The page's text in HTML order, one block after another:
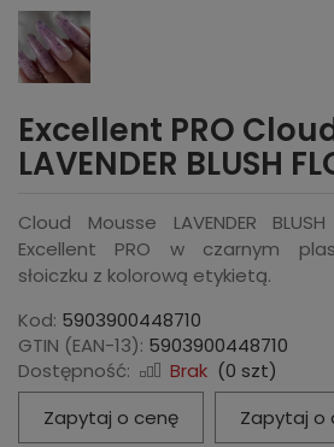
Excellent PRO
LAVENDER BLUSH
Cloud Mousse LAVENDER
Excellent PRO w czarnym
słoiczku z kolorową etykietą.
Kod: 5903900448710
GTIN (EAN-13): 5903900448710
Dostępność:
Brak (0 szt)
Zapytaj o cenę
Zapytaj o